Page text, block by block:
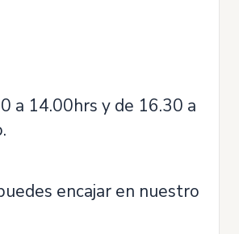
a 14.00hrs y de 16.30 a
encajar en nuestro